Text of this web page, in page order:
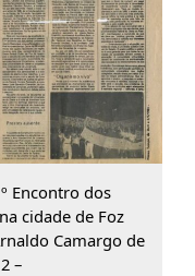
Encontro dos
cidade de Foz
Camargo de
–